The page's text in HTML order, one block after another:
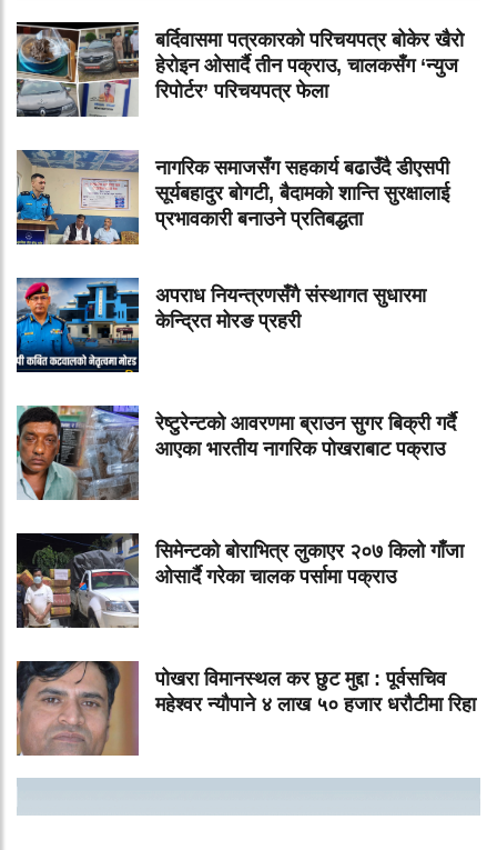
बर्दिवासमा पत्रकारको परिचयपत्र बोकेर खैरो
हेरोइन ओसार्दै तीन पक्राउ, चालकसँग ‘न्युज
रिपोर्टर’ परिचयपत्र फेला
नागरिक समाजसँग सहकार्य बढाउँदै डीएसपी
सूर्यबहादुर बोगटी, बैदामको शान्ति सुरक्षालाई
प्रभावकारी बनाउने प्रतिबद्धता
अपराध नियन्त्रणसँगै संस्थागत सुधारमा
केन्द्रित मोरङ प्रहरी
रेष्टुरेन्टको आवरणमा ब्राउन सुगर बिक्री गर्दै
आएका भारतीय नागरिक पोखराबाट पक्राउ
सिमेन्टको बोराभित्र लुकाएर २०७ किलो गाँजा
ओसार्दै गरेका चालक पर्सामा पक्राउ
पोखरा विमानस्थल कर छुट मुद्दा : पूर्वसचिव
महेश्वर न्यौपाने ४ लाख ५० हजार धरौटीमा रिहा